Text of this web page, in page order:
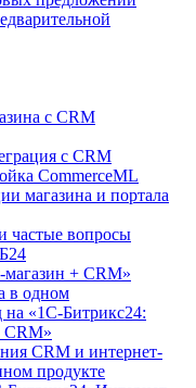
с CRM
с CRM
CommerceML
магазина и портала
частые вопросы
+ CRM»
в одном
на «1С-Битрикс24:
CRM»
CRM и интернет-
продукте